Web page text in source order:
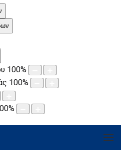
100%
100%
%